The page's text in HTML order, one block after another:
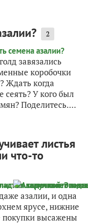
2
завязались
коробочки
Ждать когда
У кого был
Поделитесь....
листья
что-то
азалии, и одна
ярусе, нижние
покупки высажены